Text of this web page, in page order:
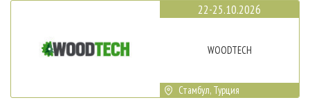
22-25.10.2026
WOODTECH
Стамбул, Турция